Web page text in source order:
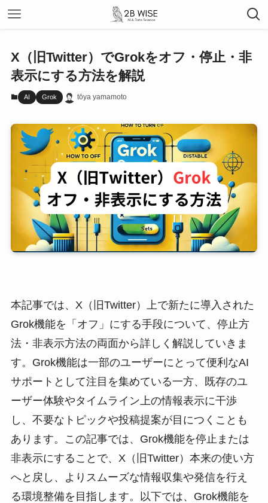
X（旧Twitter）でGrokをオフ・停止・非
表示にする方法を解説
AI Grok tōya yamamoto
本記事では、X（旧Twitter）上で新たに導入された
Grok機能を「オフ」にする手段について、停止方
法・非表示方法の両面から詳しく解説していきま
す。Grok機能は一部のユーザーにとって便利なAI
サポートとして注目を集めている一方、既存のユ
ーザー体験やタイムライン上の情報表示に干渉
し、不要なトピックや投稿提案が目につくことも
あります。この記事では、Grok機能を停止または
非表示にすることで、X（旧Twitter）本来の使い方
へと戻し、よりスムーズな情報収集や発信を行え
る環境整備を目指します。以下では、Grok機能を